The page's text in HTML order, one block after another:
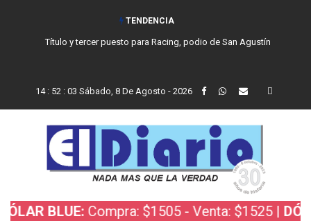
TENDENCIA
Título y tercer puesto para Racing, podio de San Agustín
14: 52: 04 Sábado, 8 De Agosto - 2026
BLUE: Compra: $1505 - Venta: $1525 |DÓLAR